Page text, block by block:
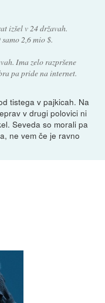
izšel v 24 državah.
2,6 mio $.
Ima zelo razpršene
pa pride na internet.
tistega v pajkicah. Na
v drugi polovici ni
Seveda so morali pa
ne vem če je ravno